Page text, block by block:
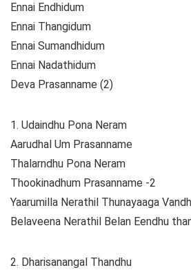
Ennai Endhidum
Ennai Thangidum
Ennai Sumandhidum
Ennai Nadathidum
Deva Prasanname (2)
1. Udaindhu Pona Neram
Aarudhal Um Prasanname
Thalarndhu Pona Neram
Thookinadhum Prasanname -2
Yaarumilla Nerathil Thunayaaga
Belaveena Nerathil Belan Eendhu
2. Dharisanangal Thandhu